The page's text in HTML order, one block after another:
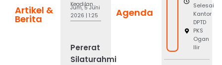
Artikel &
Berita
Keadilan...
Jum, 5 Juni
2026 | 1:25
Pererat
Silaturahmi
Agenda
Selesai
Kantor
DPTD
PKS
Ogan
Ilir